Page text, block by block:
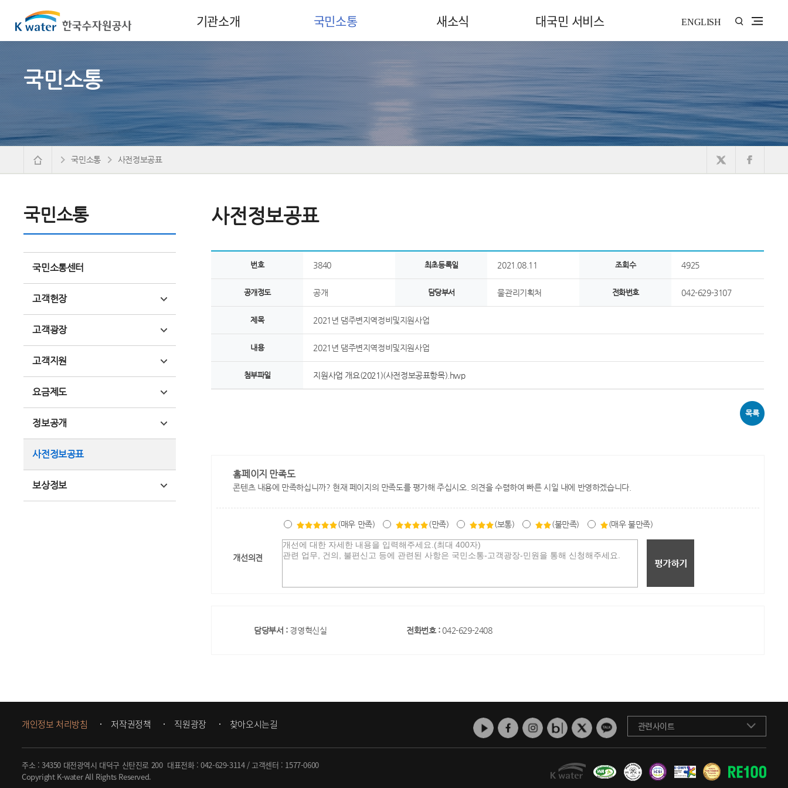
기관소개 국민소통 새소식 대국민 서비스 ENGLISH
국민소통
국민소통
국민소통센터
고객헌장
고객광장
고객지원
요금제도
정보공개
사전정보공표
보상정보
국민소통 사전정보공표
사전정보공표
번호 3840 최초등록일 2021.08.11 조회수 4925
공개정도 공개 담당부서 물관리기획처 전화번호 042-629-3107
제목 2021년 댐주변지역정비및지원사업
내용 2021년 댐주변지역정비및지원사업
첨부파일 지원사업 개요(2021)(사전정보공표항목).hwp
목록
홈페이지 만족도
콘텐츠 내용에 만족하십니까? 현재 페이지의 만족도를 평가해 주십시오. 의견을 수렴하여 빠른 시일 내에 반영하겠습니다.
(매우 만족) (만족) (보통) (불만족) (매우 불만족)
개선의견
담당부서 : 경영혁신실 전화번호 : 042-629-2408
개인정보 처리방침 저작권정책 직원광장 찾아오시는길 관련사이트
주소 : 34350 대전광역시 대덕구 신탄진로 200 대표전화 :042-629-3114/ 고객센터 : 1577-0600
Copyright K-water All Rights Reserved.